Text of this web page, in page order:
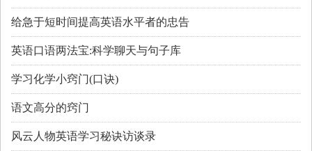
给急于短时间提高英语水平者的忠告
英语口语两法宝:科学聊天与句子库
学习化学小窍门(口诀)
语文高分的窍门
风云人物英语学习秘诀访谈录